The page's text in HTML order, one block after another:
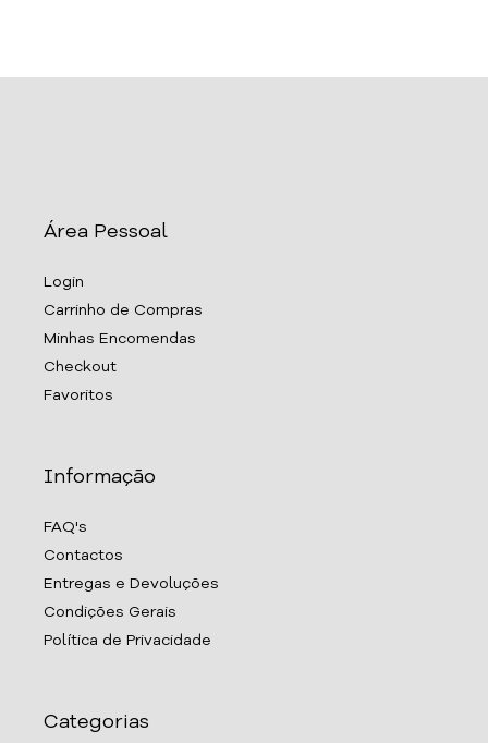
Área Pessoal
Login
Carrinho de Compras
Minhas Encomendas
Checkout
Favoritos
Informação
FAQ's
Contactos
Entregas e Devoluções
Condições Gerais
Política de Privacidade
Categorias